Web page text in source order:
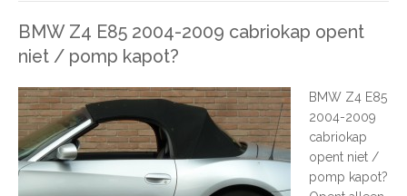
BMW Z4 E85 2004-2009 cabriokap opent
niet / pomp kapot?
BMW Z4 E85
2004-2009
cabriokap
opent niet /
pomp kapot?